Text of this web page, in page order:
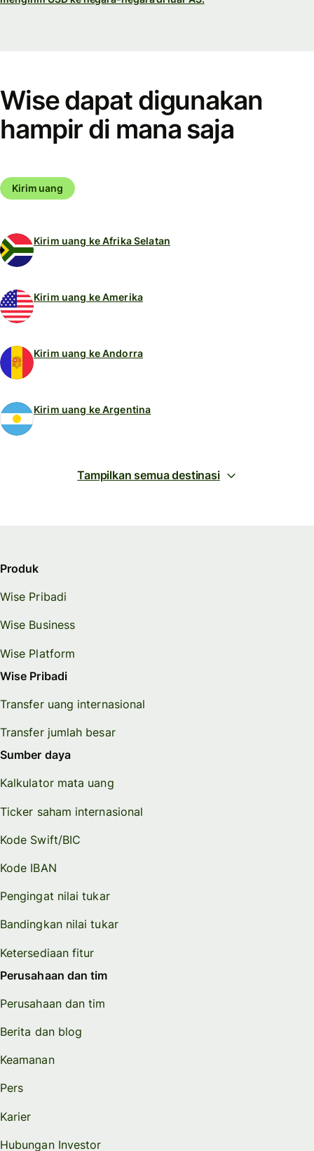
Wise dapat digunakan
hampir di mana saja
Kirim uang
Kirim uang ke Afrika Selatan
Kirim uang ke Amerika
Kirim uang ke Andorra
Kirim uang ke Argentina
Tampilkan semua destinasi
Produk
Wise Pribadi
Wise Business
Wise Platform
Wise Pribadi
Transfer uang internasional
Transfer jumlah besar
Sumber daya
Kalkulator mata uang
Ticker saham internasional
Kode Swift/BIC
Kode IBAN
Pengingat nilai tukar
Bandingkan nilai tukar
Ketersediaan fitur
Perusahaan dan tim
Perusahaan dan tim
Berita dan blog
Keamanan
Pers
Karier
Hubungan Investor